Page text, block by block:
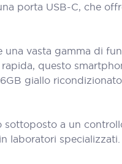
porta USB-C, che
vasta gamma di
questo
giallo
sottoposto a un
laboratori